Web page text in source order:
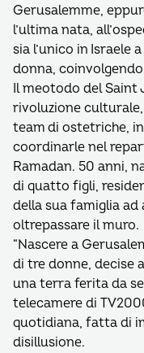
Gerusalemme,
l’ultima nata,
sia l’unico in Israele
donna,
Il meotodo del Saint
rivoluzione
team di ostetriche,
coordinarle nel
Ramadan. 50 anni,
di quatto figli,
della sua famiglia
oltrepassare il muro.
“Nascere a
di tre donne, decise
una terra ferita da
telecamere di
quotidiana, fatta di
disillusione.